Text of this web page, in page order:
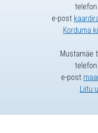
e-post
Korduma
Mustamäe
e-post
Liitu